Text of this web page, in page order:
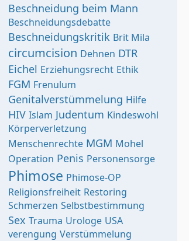
Beschneidung beim Mann
Beschneidungsdebatte
Beschneidungskritik Brit Mila
circumcision Dehnen DTR
Eichel Erziehungsrecht Ethik
FGM Frenulum
Genitalverstümmelung Hilfe
HIV Islam Judentum Kindeswohl
Körperverletzung
Menschenrechte MGM Mohel
Operation Penis Personensorge
Phimose Phimose-OP
Religionsfreiheit Restoring
Schmerzen Selbstbestimmung
Sex Trauma Urologe USA
verengung Verstümmelung